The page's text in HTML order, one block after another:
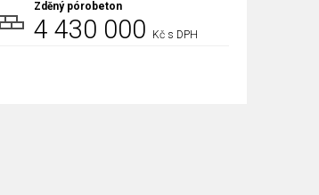
Zděný pórobeton
4 430 000 Kč s DPH